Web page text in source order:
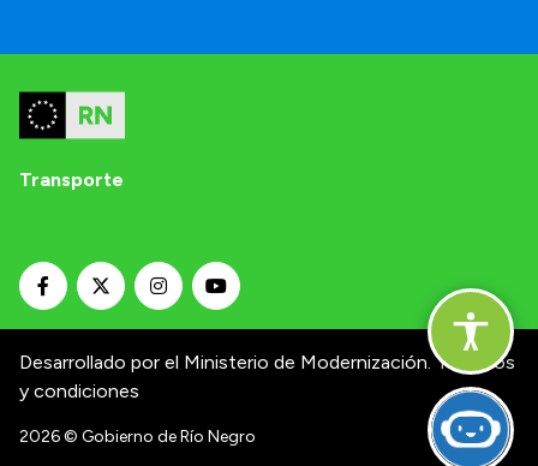
Transporte
Desarrollado por el Ministerio de Modernización. Términos
y condiciones
2026© Gobierno de Río Negro